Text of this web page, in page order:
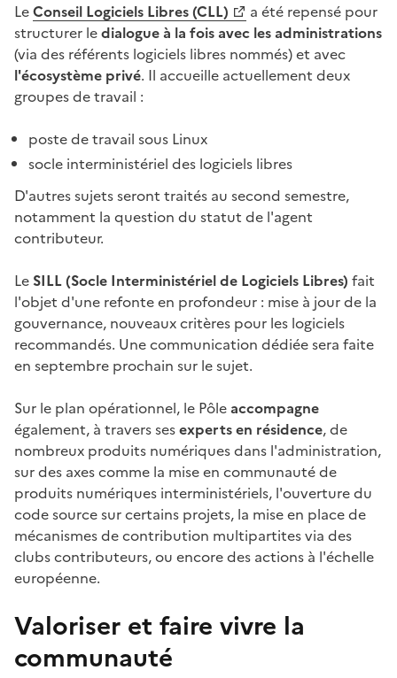
Le
(Ouvre une nouvelle fenêtre)
Conseil Logiciels Libres (CLL)
a été repensé pour
structurer ledialogue à la fois avec les administrations
(via des référents logiciels libres nommés) et avec
l'écosystème privé. Il accueille actuellement deux
groupes de travail :
poste de travail sous Linux
socle interministériel des logiciels libres
D'autres sujets seront traités au second semestre,
notamment la question du statut de l'agent
contributeur.
Le SILL (Socle Interministériel de Logiciels Libres) fait
l'objet d'une refonte en profondeur : mise à jour de la
gouvernance, nouveaux critères pour les logiciels
recommandés. Une communication dédiée sera faite
en septembre prochain sur le sujet.
Sur le plan opérationnel, le Pôleaccompagne
également, à travers sesexperts en résidence, de
nombreux produits numériques dans l'administration,
sur des axes comme la mise en communauté de
produits numériques interministériels, l'ouverture du
code source sur certains projets, la mise en place de
mécanismes de contribution multipartites via des
clubs contributeurs, ou encore des actions à l'échelle
européenne.
Valoriser et faire vivre la
communauté